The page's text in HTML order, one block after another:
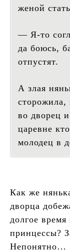
женой
— Я-то
да боюсь,
отпустят.
А злая
сторожила,
во дворец
царевне
молодец в
Как же
дворца
долгое время
принцессы?
Непонятно…